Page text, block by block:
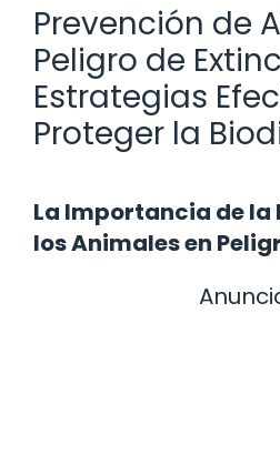
Prevención de
Peligro de
Estrategias
Proteger la
La Importancia de
los Animales en